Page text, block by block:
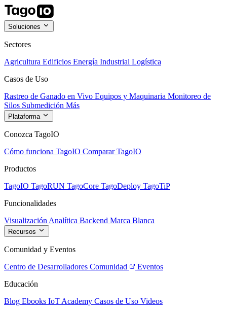
Soluciones
Sectores
Agricultura Edificios Energía Industrial Logística
Casos de Uso
Rastreo de Ganado en Vivo Equipos y Maquinaria Monitoreo de
Silos Submedición Más
Plataforma
Conozca TagoIO
Cómo funciona TagoIO Comparar TagoIO
Productos
TagoIO TagoRUN TagoCore TagoDeploy TagoTiP
Funcionalidades
Visualización Analítica Backend Marca Blanca
Recursos
Comunidad y Eventos
Centro de Desarrolladores Comunidad
Eventos
Educación
Blog Ebooks IoT Academy Casos de Uso Videos